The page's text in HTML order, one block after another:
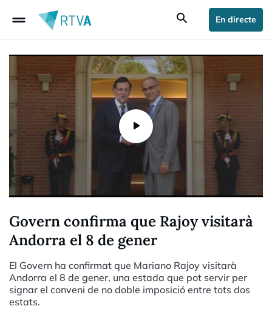
drag_handle search En directe
Govern confirma que Rajoy visitarà
Andorra el 8 de gener
El Govern ha confirmat que Mariano Rajoy visitarà
Andorra el 8 de gener, una estada que pot servir per
signar el conveni de no doble imposició entre tots dos
estats.